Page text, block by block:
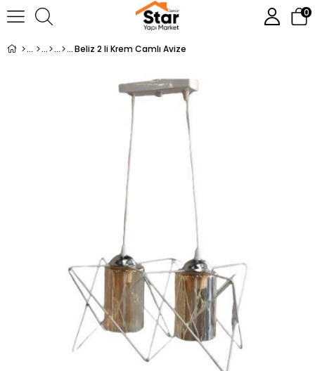
0
Beliz 2 li Krem Camlı Avize